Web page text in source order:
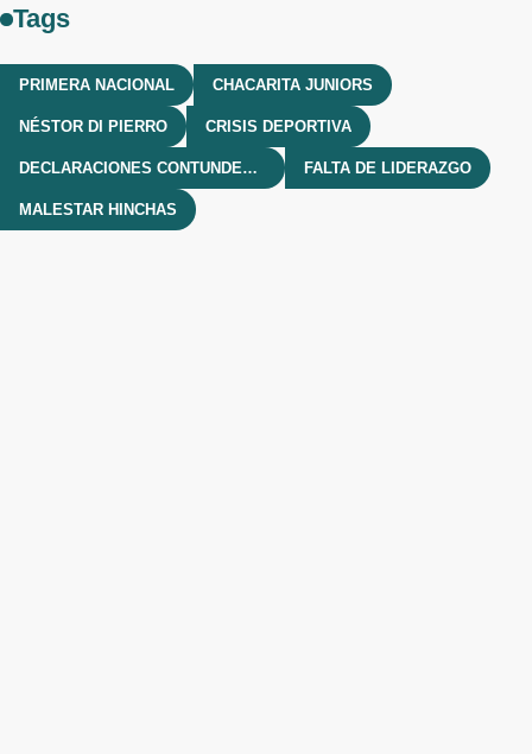
Tags
PRIMERA NACIONAL CHACARITA JUNIORS
NÉSTOR DI PIERRO CRISIS DEPORTIVA
DECLARACIONES CONTUNDENTES FALTA DE LIDERAZGO
MALESTAR HINCHAS